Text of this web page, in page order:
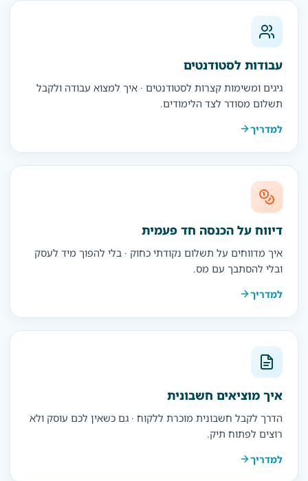
עבודות לסטודנטים
גיגים ומשימות קצרות לסטודנטים · איך למצוא עבודה ולקבל
תשלום מסודר לצד הלימודים.
למדריך
דיווח על הכנסה חד פעמית
איך מדווחים על תשלום נקודתי כחוק · בלי להפוך מיד לעסק
ובלי להסתבך עם מס.
למדריך
איך מוציאים חשבונית
הדרך לקבל חשבונית מוכרת ללקוח · גם כשאין לכם עוסק ולא
רוצים לפתוח תיק.
למדריך